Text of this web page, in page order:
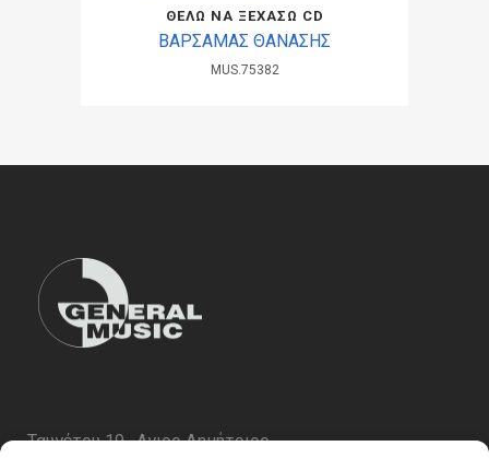
ΘΕΛΩ ΝΑ ΞΕΧΑΣΩ CD
ΒΑΡΣΑΜΑΣ ΘΑΝΑΣΗΣ
MUS.75382
Ταυγέτου 19 , Αγιος Δημήτριος